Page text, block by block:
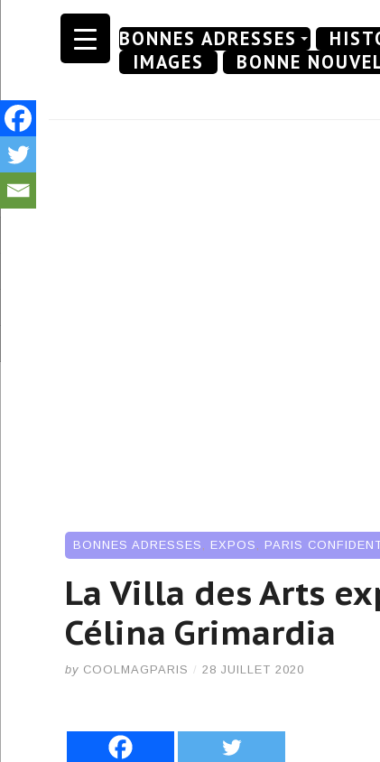
Skip
BONNES ADRESSES
IMAGES
BONNE
BONNES ADRESSES EXPOS PARIS
La Villa des Arts
Célina Grimardia
by COOLMAGPARIS / 28 JUILLET 2020